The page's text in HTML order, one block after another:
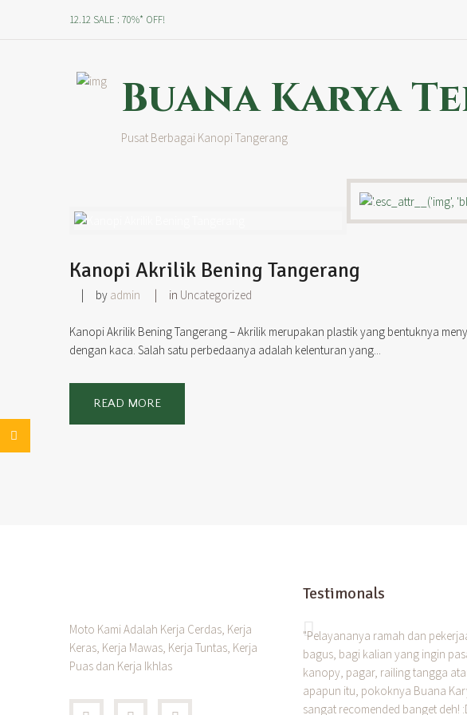
12.12 SALE : 70%* OFF!
Buana Karya
Pusat Berbagai Kanopi Tangerang
Kanopi Akrilik Bening Tangerang
by admin in Uncategorized
Kanopi Akrilik Bening Tangerang – Akrilik merupakan plastik yang bentuknya
dengan kaca. Salah satu perbedaanya adalah kelenturan yang...
READ MORE
Moto Kami Adalah Kerja Cerdas, Kerja
Keras, Kerja Mawas, Kerja Tuntas, Kerja
Puas dan Kerja Ikhlas
Testimonals
"Pelayananya ramah dan
bagus, bagi kalian yang ingin
kanopy, pagar, railing tangga
apapun itu, pokoknya Buana
sangat recomended banget deh!